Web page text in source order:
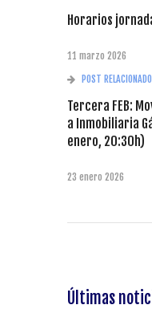
Horarios
11 marzo 2026
POST RELACIONADO
Tercera FEB:
a Inmobiliaria
enero, 20:30h)
23 enero 2026
Últimas